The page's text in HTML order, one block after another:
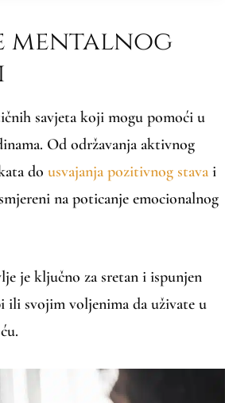
mentalnog
savjeta koji mogu pomoći u
Od održavanja aktivnog
do usvajanja pozitivnog stava i
na poticanje emocionalnog
je ključno za sretan i ispunjen
ili svojim voljenima da uživate u